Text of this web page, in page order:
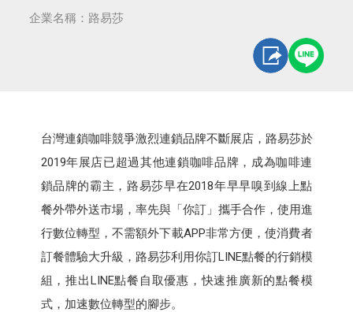
企業名稱：路易莎
台灣連鎖咖啡競爭激烈連鎖品牌不斷展店，路易莎於
2019年展店已超過其他連鎖咖啡品牌，成為咖啡連
鎖品牌的霸主，路易莎早在2018年早早嗅到線上點
餐外帶外送市場，率先與「你訂」攜手合作，使用進
行數位轉型，不需額外下載APP非常方便，使消費者
訂餐體驗大升級，路易莎利用你訂LINE點餐的行銷模
組，推出LINE點餐自取優惠，快速推廣新的點餐模
式，加速數位轉型的腳步。